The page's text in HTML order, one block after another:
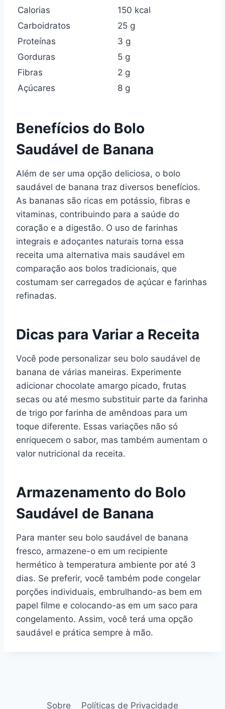
Calorias
150 kcal
Carboidratos
25 g
Proteínas
3 g
Gorduras
5 g
Fibras
2 g
Açúcares
8 g
Benefícios do Bolo
Saudável de Banana
Além de ser uma opção deliciosa, o bolo
saudável de banana traz diversos benefícios.
As bananas são ricas em potássio, fibras e
vitaminas, contribuindo para a saúde do
coração e a digestão. O uso de farinhas
integrais e adoçantes naturais torna essa
receita uma alternativa mais saudável em
comparação aos bolos tradicionais, que
costumam ser carregados de açúcar e farinhas
refinadas.
Dicas para Variar a Receita
Você pode personalizar seu bolo saudável de
banana de várias maneiras. Experimente
adicionar chocolate amargo picado, frutas
secas ou até mesmo substituir parte da farinha
de trigo por farinha de amêndoas para um
toque diferente. Essas variações não só
enriquecem o sabor, mas também aumentam o
valor nutricional da receita.
Armazenamento do Bolo
Saudável de Banana
Para manter seu bolo saudável de banana
fresco, armazene-o em um recipiente
hermético à temperatura ambiente por até 3
dias. Se preferir, você também pode congelar
porções individuais, embrulhando-as bem em
papel filme e colocando-as em um saco para
congelamento. Assim, você terá uma opção
saudável e prática sempre à mão.
Sobre Políticas de Privacidade